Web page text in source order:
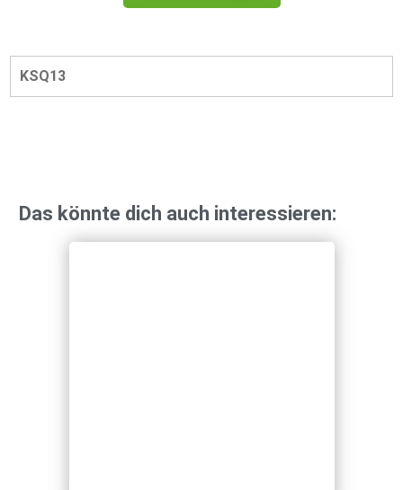
KSQ13
Das könnte dich auch interessieren: